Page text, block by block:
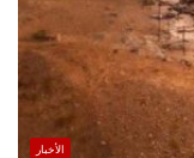
الأخبار